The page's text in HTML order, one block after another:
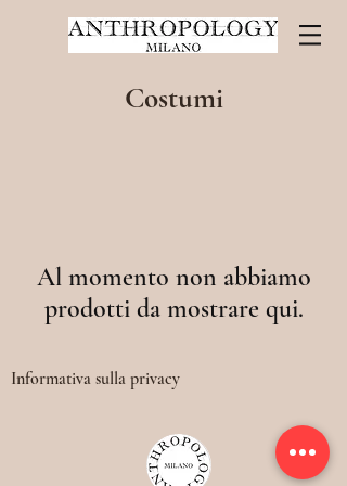
Costumi
Al momento non abbiamo
prodotti da mostrare qui.
Informativa sulla privacy